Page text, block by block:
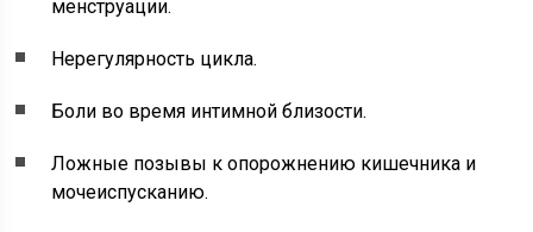
менструации.
Нерегулярность цикла.
Боли во время интимной близости.
Ложные позывы к опорожнению кишечника и
мочеиспусканию.